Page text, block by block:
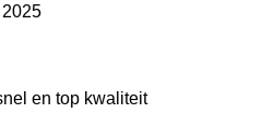
en top kwaliteit